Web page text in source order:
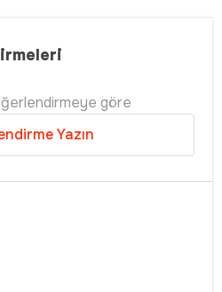
göre
Yazın